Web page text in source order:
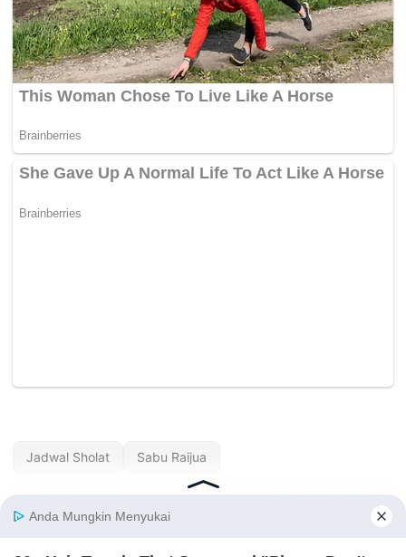
Jadwal Sholat Sabu Raijua
Jadwal Sholat
Sabang Hari Ini —
Jadwal Sholat
Salatiga Hari Ini —